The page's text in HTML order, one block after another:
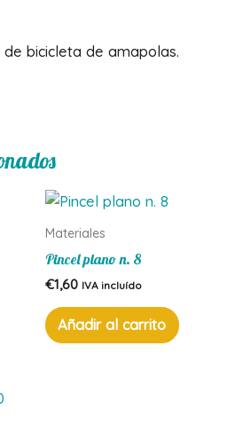
bicicleta de amapolas.
Materiales
Pincel plano n. 8
€1,60 IVA incluído
Añadir al carrito